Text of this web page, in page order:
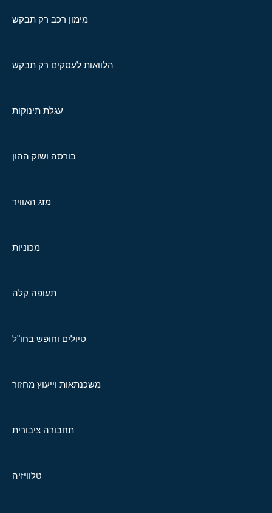
מימון רכב רק תבקש
הלוואות לעסקים רק תבקש
עגלת תינוקות
בורסה ושוק ההון
מזג האוויר
מכוניות
תעופה קלה
טיולים וחופש בחו"ל
משכנתאות וייעוץ מחזור
תחבורה ציבורית
טלוויזיה